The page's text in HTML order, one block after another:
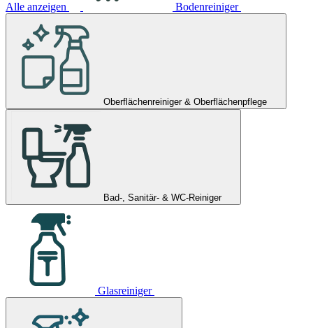
Alle anzeigen Bodenreiniger
Oberflächenreiniger & Oberflächenpflege
Bad-, Sanitär- & WC-Reiniger
Glasreiniger